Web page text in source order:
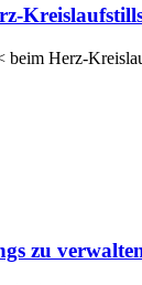
Herz-
zu